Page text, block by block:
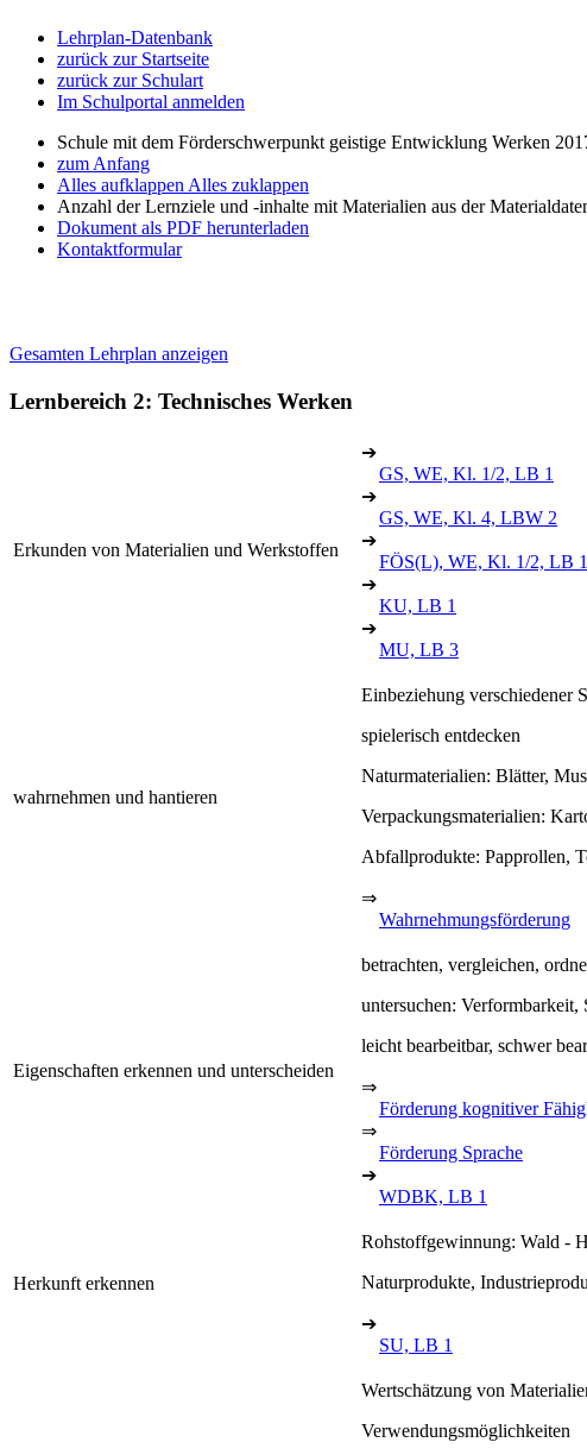
Lehrplan-Datenbank
zurück zur Startseite
zurück zur Schulart
Im Schulportal anmelden
Schule mit dem Förderschwerpunkt geistige Entwicklung Werken
zum Anfang
Alles aufklappen Alles zuklappen
Anzahl der Lernziele und -inhalte mit Materialien aus der
Dokument als PDF herunterladen
Kontaktformular
Gesamten Lehrplan anzeigen
Lernbereich 2: Technisches Werken
Erkunden von Materialien und Werkstoffen
➔
GS, WE, Kl. 1/2, LB 1
➔
GS, WE, Kl. 4, LBW 2
➔
FÖS(L), WE, Kl. 1/2, LB 1
➔
KU, LB 1
➔
MU, LB 3
wahrnehmen und hantieren
Einbeziehung verschiedener
spielerisch entdecken
Naturmaterialien: Blätter,
Verpackungsmaterialien:
Abfallprodukte: Papprollen,
⇒
Wahrnehmungsförderung
Eigenschaften erkennen und unterscheiden
betrachten, vergleichen,
untersuchen:
leicht bearbeitbar, schwer
⇒
Förderung kognitiver
⇒
Förderung Sprache
➔
WDBK, LB 1
Herkunft erkennen
Rohstoffgewinnung: Wald -
Naturprodukte,
➔
SU, LB 1
Wertschätzung von
Verwendungsmöglichkeiten